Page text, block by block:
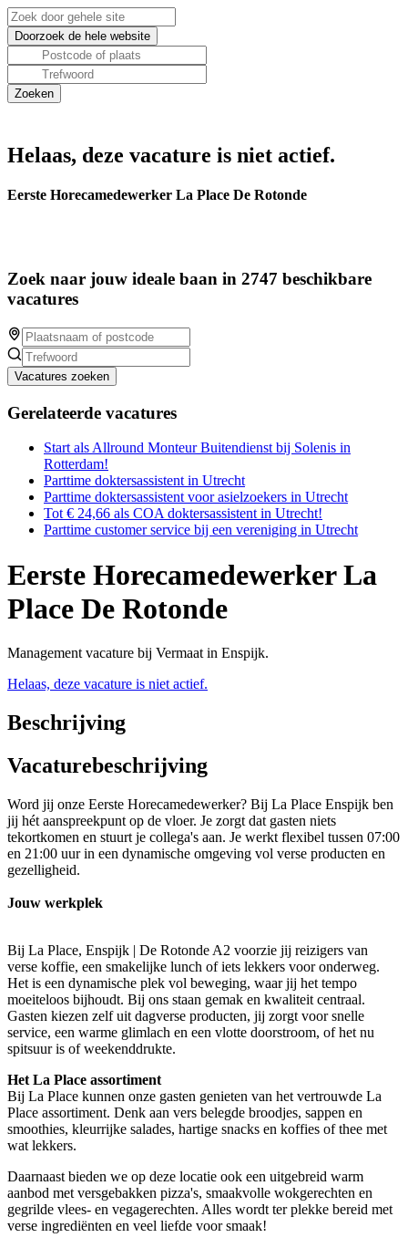
Helaas, deze vacature is niet actief.
Eerste Horecamedewerker La Place De Rotonde
Zoek naar jouw ideale baan in 2747 beschikbare
vacatures
Vacatures zoeken
Gerelateerde vacatures
Start als Allround Monteur Buitendienst bij Solenis in
Rotterdam!
Parttime doktersassistent in Utrecht
Parttime doktersassistent voor asielzoekers in Utrecht
Tot € 24,66 als COA doktersassistent in Utrecht!
Parttime customer service bij een vereniging in Utrecht
Eerste Horecamedewerker La
Place De Rotonde
Management vacature bij Vermaat in Enspijk.
Helaas, deze vacature is niet actief.
Beschrijving
Vacaturebeschrijving
Word jij onze Eerste Horecamedewerker? Bij La Place Enspijk ben
jij hét aanspreekpunt op de vloer. Je zorgt dat gasten niets
tekortkomen en stuurt je collega's aan. Je werkt flexibel tussen 07:00
en 21:00 uur in een dynamische omgeving vol verse producten en
gezelligheid.
Jouw werkplek
Bij La Place, Enspijk | De Rotonde A2 voorzie jij reizigers van
verse koffie, een smakelijke lunch of iets lekkers voor onderweg.
Het is een dynamische plek vol beweging, waar jij het tempo
moeiteloos bijhoudt. Bij ons staan gemak en kwaliteit centraal.
Gasten kiezen zelf uit dagverse producten, jij zorgt voor snelle
service, een warme glimlach en een vlotte doorstroom, of het nu
spitsuur is of weekenddrukte.
Het La Place assortiment
Bij La Place kunnen onze gasten genieten van het vertrouwde La
Place assortiment. Denk aan vers belegde broodjes, sappen en
smoothies, kleurrijke salades, hartige snacks en koffies of thee met
wat lekkers.
Daarnaast bieden we op deze locatie ook een uitgebreid warm
aanbod met versgebakken pizza's, smaakvolle wokgerechten en
gegrilde vlees- en vegagerechten. Alles wordt ter plekke bereid met
verse ingrediënten en veel liefde voor smaak!